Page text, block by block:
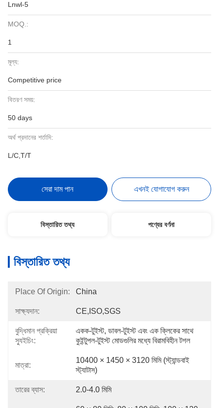
Lnwl-5
MOQ.:
1
মূল্য:
Competitive price
বিতরণ সময়:
50 days
অর্থ প্রদানের শর্তাদি:
L/C,T/T
সেরা দাম পান এখনই যোগাযোগ করুন
বিস্তারিত তথ্য পণ্যের বর্ণনা
বিস্তারিত তথ্য
Place Of Origin: China
সাক্ষ্যদান: CE,ISO,SGS
বুদ্ধিমান প্রক্রিয়া
স্যুইচিং:
একক-টুইস্ট, ডাবল-টুইস্ট এবং এক ক্লিকের সাথে
কুইন্টুপল-টুইস্ট মোডগুলির মধ্যে বিরামবিহীন টগল
মাত্রা:
10400 × 1450 × 3120 মিমি (স্ট্যান্ডবাই
স্ট্যাটাস)
তারের ব্যাস: 2.0-4.0 মিমি